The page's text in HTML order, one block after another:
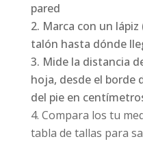
pared
Marca con un lápiz
talón hasta dónde
Mide la distancia
hoja, desde el borde
del pie en
Compara los tu
tabla de tallas para